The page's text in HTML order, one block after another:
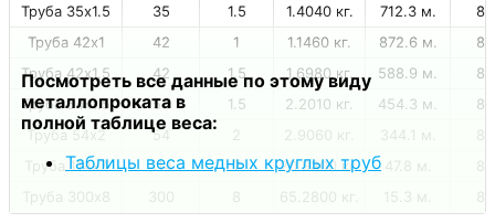
Труба 35х1.5
35 1.5 1.4040 кг. 712.3 м.
Труба 42х1
42 1 1.1460 кг. 872.6 м.
Труба 42х1.5
42 1.5 1.6980 кг. 588.9 м.
Труба 54х1.5
54 1.5 2.2010 кг. 454.3 м.
Труба 54х2
54 2 2.9060 кг. 344.1 м.
Труба 114х7
114 7 20.9300 кг. 47.8 м.
Труба 300х8
300 8 65.2800 кг. 15.3 м.
Посмотреть все данные по этому виду
металлопроката в
полной таблице веса:
Таблицы веса медных круглых труб